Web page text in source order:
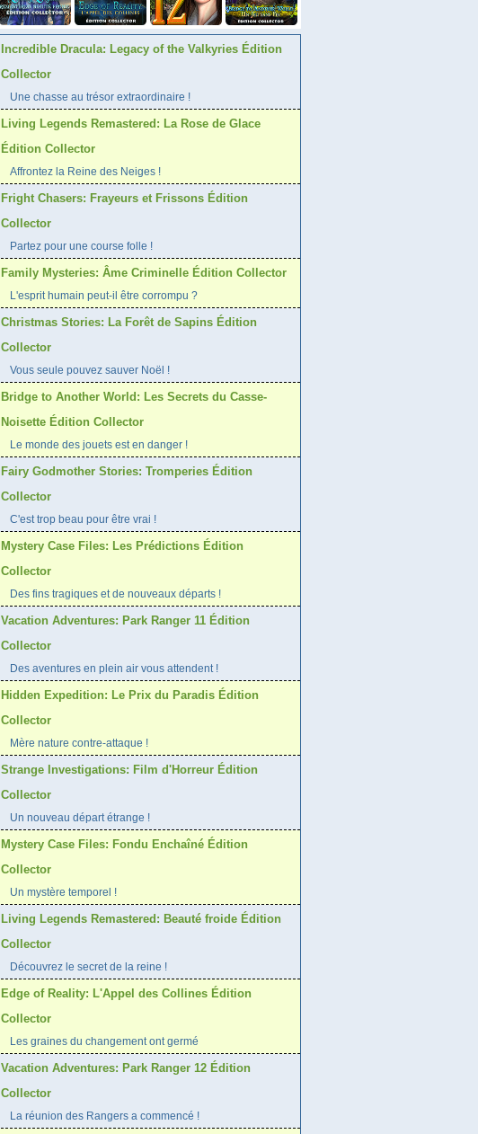
Incredible Dracula: Legacy of the Valkyries Édition
Collector
Une chasse au trésor extraordinaire !
Living Legends Remastered: La Rose de Glace
Édition Collector
Affrontez la Reine des Neiges !
Fright Chasers: Frayeurs et Frissons Édition
Collector
Partez pour une course folle !
Family Mysteries: Âme Criminelle Édition Collector
L'esprit humain peut-il être corrompu ?
Christmas Stories: La Forêt de Sapins Édition
Collector
Vous seule pouvez sauver Noël !
Bridge to Another World: Les Secrets du Casse-
Noisette Édition Collector
Le monde des jouets est en danger !
Fairy Godmother Stories: Tromperies Édition
Collector
C'est trop beau pour être vrai !
Mystery Case Files: Les Prédictions Édition
Collector
Des fins tragiques et de nouveaux départs !
Vacation Adventures: Park Ranger 11 Édition
Collector
Des aventures en plein air vous attendent !
Hidden Expedition: Le Prix du Paradis Édition
Collector
Mère nature contre-attaque !
Strange Investigations: Film d'Horreur Édition
Collector
Un nouveau départ étrange !
Mystery Case Files: Fondu Enchaîné Édition
Collector
Un mystère temporel !
Living Legends Remastered: Beauté froide Édition
Collector
Découvrez le secret de la reine !
Edge of Reality: L'Appel des Collines Édition
Collector
Les graines du changement ont germé
Vacation Adventures: Park Ranger 12 Édition
Collector
La réunion des Rangers a commencé !